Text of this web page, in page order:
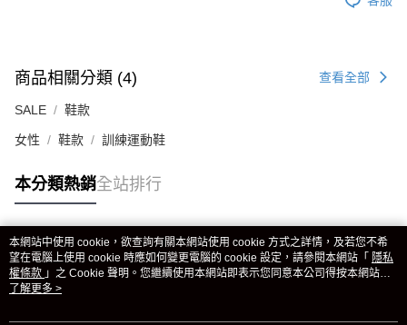
商品相關分類 (4) 查看全部
SALE 鞋款
女性 鞋款 訓練運動鞋
本分類熱銷全站排行
熱門標籤
本網站中使用 cookie，欲查詢有關本網站使用 cookie 方式之詳情，及若您不希
望在電腦上使用 cookie 時應如何變更電腦的 cookie 設定，請參閱本網站「 隱私
權條款 」之 Cookie 聲明。您繼續使用本網站即表示您同意本公司得按本網站使
用條款之 Cookie 聲明使用 cookie。
了解更多 >